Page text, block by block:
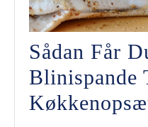
Sådan Får
Blinispande